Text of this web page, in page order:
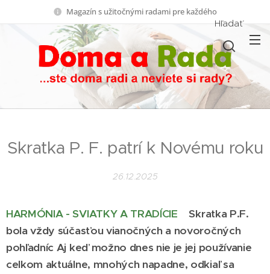
Magazín s užitočnými radami pre každého
Hľadať
Skratka P. F. patrí k Novému roku
26.12.2025
HARMÓNIA - SVIATKY A TRADÍCIE
Skratka P.F.
bola vždy súčasťou vianočných a novoročných
pohľadníc Aj keď možno dnes nie je jej používanie
celkom aktuálne, mnohých napadne, odkiaľ sa